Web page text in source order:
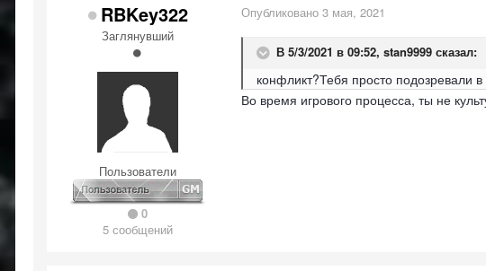
RBKey322
Заглянувший
Пользователи
0
5 сообщений
Опубликовано 3 мая, 2021
В 5/3/2021 в 09:52, stan9999 сказал:
конфликт?Тебя просто подозревали
Во время игрового процесса, ты не